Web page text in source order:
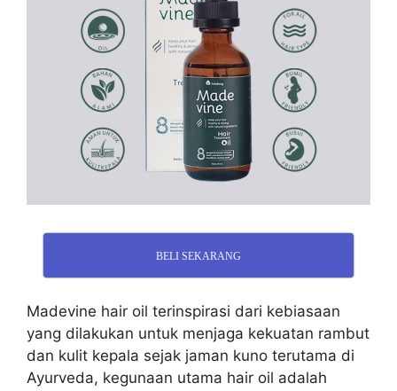
BELI SEKARANG
Madevine hair oil terinspirasi dari kebiasaan
yang dilakukan untuk menjaga kekuatan rambut
dan kulit kepala sejak jaman kuno terutama di
Ayurveda, kegunaan utama hair oil adalah